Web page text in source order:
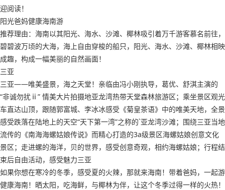
迎阅读！
阳光爸妈健康海南游
推荐理由：海南以其阳光、海水、沙滩、椰林吸引着万千游客慕名前往，
碧碧波万顷的大海，海上自由穿梭的船只，阳光、海水、沙滩、椰林相映
成趣，构成一幅美丽的自然画面！
三亚
三亚——唯美盛景，海之天堂！亲临由冯小刚执导，葛优、舒淇主演的
“非诚勿扰ⅱ” 情美大片拍摄地亚龙湾热带天堂森林旅游区；乘坐景区观光
车直达山顶，跟随郭富城、李冰冰感受《菊皇茶语》中的唯美天地，全景
感受跌落在陆地上的天空“天下第一湾”之称的`亚龙湾沙滩；围绕三亚当地
流传的《南海海螺姑娘传说》而精心打造的3a级景区海螺姑娘创意文化
景区；走进螺的海洋，贝的世界，感受创意奇观，相约海螺姑娘；行程结
束后自由活动，感受魅力三亚
如果你想在寒冷的冬季，感受夏的火辣，那就来海南！带着爸妈，一起游
健康海南！晒太阳，吃海鲜，与椰林为伴，让这个冬季过得一样的火热！